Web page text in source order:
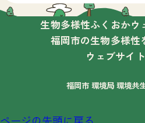
生物多様性ふくおかウ
福岡市の生物多様性
ウェブサイト
福岡市 環境局 環境共